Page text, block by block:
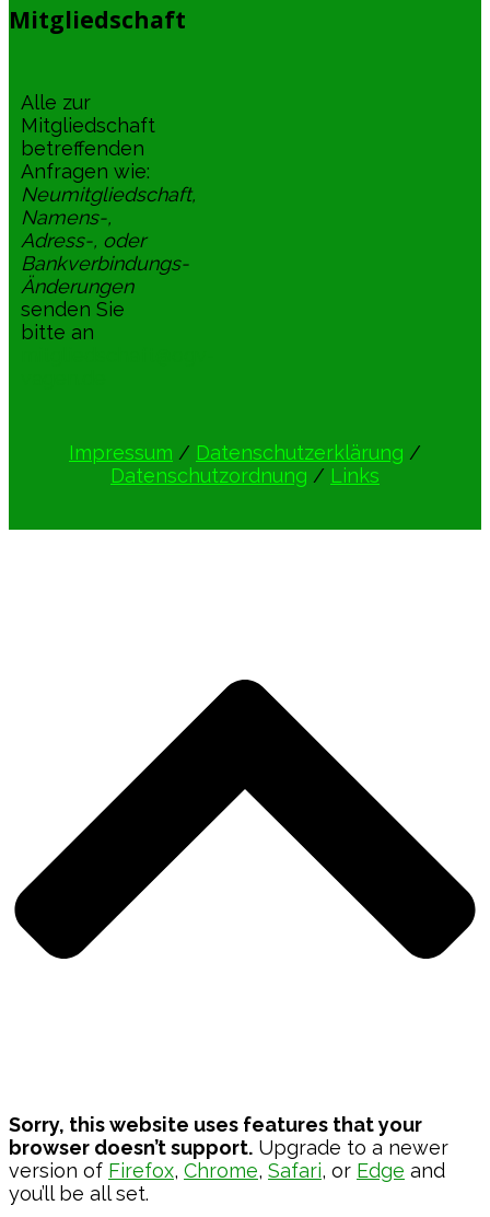
Mitgliedschaft
Alle zur
Mitgliedschaft
betreffenden
Anfragen wie:
Neumitgliedschaft,
Namens-,
Adress-, oder
Bankverbindungs-
Änderungen
senden Sie
bitte an
Impressum / Datenschutzerklärung /
Datenschutzordnung / Links
Sorry, this website uses features that your
browser doesn’t support. Upgrade to a newer
version of Firefox, Chrome, Safari, or Edge and
you’ll be all set.